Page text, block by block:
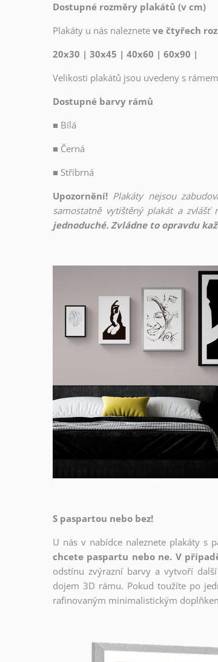
Dostupné rozměry plakátů (v cm)
Plakáty u nás naleznete ve čtyřech
20x30 | 30x45 | 40x60 | 60x90 |
Velikosti plakátů jsou uvedeny s
Dostupné barvy rámů
■ Bílá
■ Černá
■ Stříbrná
Upozornění! Plakáty nejsou
samostatně vytištěný plakát a zvlášť
jednoduché. Zvládne to opravdu
S paspartou nebo bez!
U nás v nabídce naleznete plakáty s
chcete paspartu nebo ne. V
odstínu zvýrazní barvy a vytvoří
dojem 3D rámu. Pokud toužíte po
rafinovaným minimalistickým